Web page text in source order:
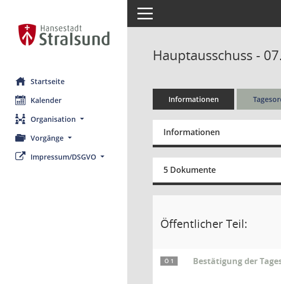
Startseite
Kalender
Organisation
Vorgänge
Impressum/DSGVO
Toggle navigation
Hauptausschuss -
Informationen
Informationen
5 Dokumente
Öffentlicher Teil:
Ö 1 Bestätigung der